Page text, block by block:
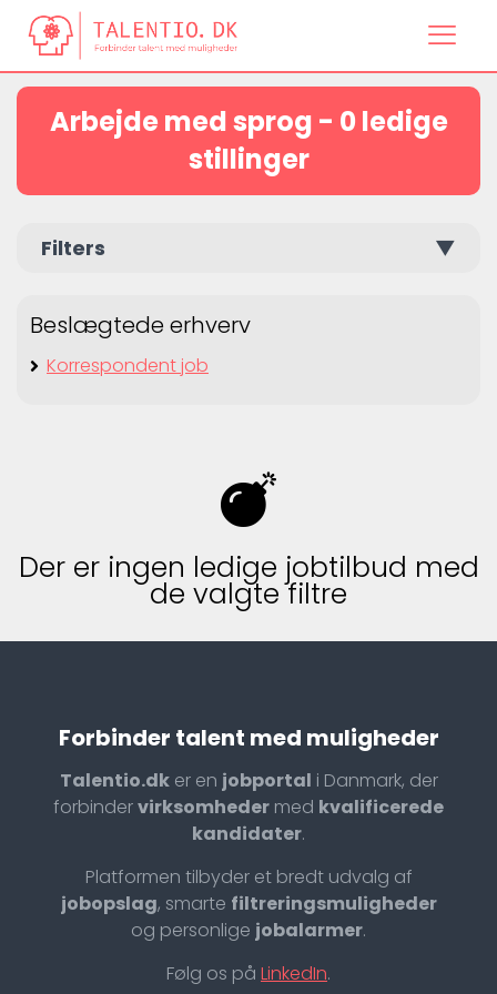
Arbejde med sprog - 0 ledige
stillinger
Filters ▼
Beslægtede erhverv
Korrespondent job
Der er ingen ledige jobtilbud med
de valgte filtre
Forbinder talent med muligheder
Talentio.dker en jobportal i Danmark, der
forbindervirksomheder med kvalificerede
kandidater.
Platformen tilbyder et bredt udvalg af
jobopslag, smarte filtreringsmuligheder
og personlige jobalarmer.
Følg os på LinkedIn.